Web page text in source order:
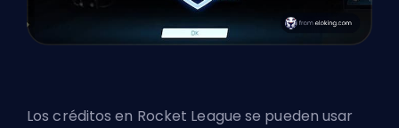
Los créditos en Rocket League se pueden usar